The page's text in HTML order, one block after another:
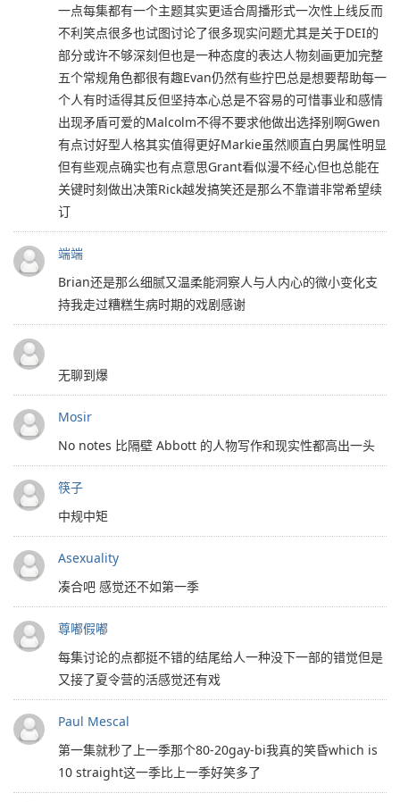
一点每集都有一个主题其实更适合周播形式一次性上线反而
不利笑点很多也试图讨论了很多现实问题尤其是关于DEI的
部分或许不够深刻但也是一种态度的表达人物刻画更加完整
五个常规角色都很有趣Evan仍然有些拧巴总是想要帮助每一
个人有时适得其反但坚持本心总是不容易的可惜事业和感情
出现矛盾可爱的Malcolm不得不要求他做出选择别啊Gwen
有点讨好型人格其实值得更好Markie虽然顺直白男属性明显
但有些观点确实也有点意思Grant看似漫不经心但也总能在
关键时刻做出决策Rick越发搞笑还是那么不靠谱非常希望续
订
端端
Brian还是那么细腻又温柔能洞察人与人内心的微小变化支
持我走过糟糕生病时期的戏剧感谢
无聊到爆
Mosir
No notes 比隔壁 Abbott 的人物写作和现实性都高出一头
筷子
中规中矩
Asexuality
凑合吧 感觉还不如第一季
尊嘟假嘟
每集讨论的点都挺不错的结尾给人一种没下一部的错觉但是
又接了夏令营的活感觉还有戏
Paul Mescal
第一集就秒了上一季那个80-20gay-bi我真的笑昏which is
10 straight这一季比上一季好笑多了